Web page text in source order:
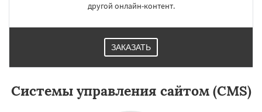
регионам
×
другой онлайн-контент.
ЗАКАЗАТЬ
Системы управления сайтом (CMS)
×